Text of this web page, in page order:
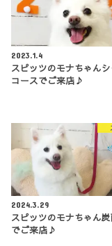
2023.1.4
スピッツのモナちゃん
コースでご来店♪
2024.3.29
スピッツのモナちゃん
でご来店♪